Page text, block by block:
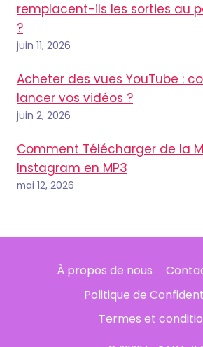
remplacent-ils les sorties au
?
juin 11, 2026
Acheter des vues YouTube :
lancer vos vidéos ?
juin 2, 2026
Comment Télécharger de la
Instagram en MP3
mai 12, 2026
À propos de nous
Politique de
Termes et